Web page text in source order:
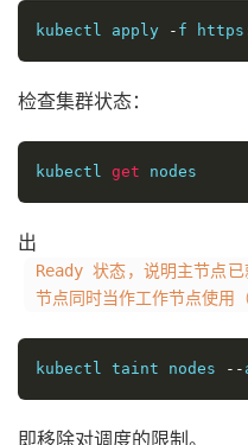
kubectl apply
- f https
检查集群状态：
kubectl get nodes
Ready 状态，说明主节点
节点同时当作工作节点使用
kubectl taint nodes
--
即移除对调度的限制。